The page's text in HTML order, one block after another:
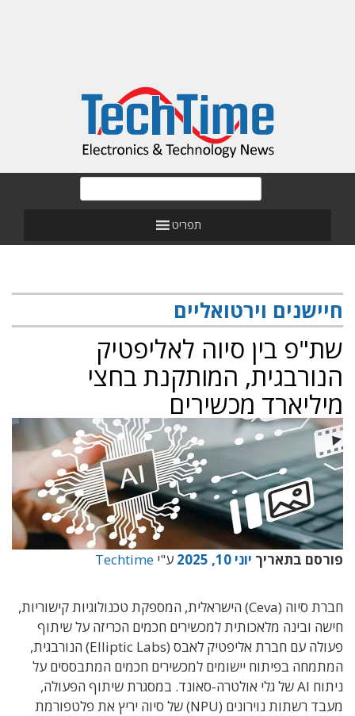
תפריט
חיישנים וירטואליים
שת"פ בין סיוה לאליפטיק
הנורבגית, המותקנת בחצי
מיליארד מכשירים
פורסם בתאריך יוני 10, 2025 ע"י Techtime
חברת סיוה (Ceva) הישראלית, המספקת טכנולוגיות קישוריות,
חישה ובינה מלאכותית למכשירים חכמים הכריזה על שיתוף
פעולה עם חברת אליפטיק לאבס (Elliptic Labs) הנורבגית,
המתמחה בפיתוח יישומים למכשירים חכמים המתבססים על
ניתוח AI של גלי אולטרה-סאונד. במסגרת שיתוף הפעולה,
מעבד רשתות נוירונים (NPU) של סיוה יריץ את פלטפורמת